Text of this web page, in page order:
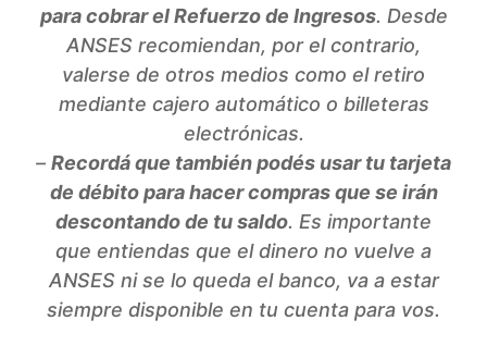
para cobrar el Refuerzo de Ingresos. Desde
ANSES recomiendan, por el contrario,
valerse de otros medios como el retiro
mediante cajero automático o billeteras
electrónicas.
– Recordá que también podés usar tu tarjeta
de débito para hacer compras que se irán
descontando de tu saldo. Es importante
que entiendas que el dinero no vuelve a
ANSES ni se lo queda el banco, va a estar
siempre disponible en tu cuenta para vos.